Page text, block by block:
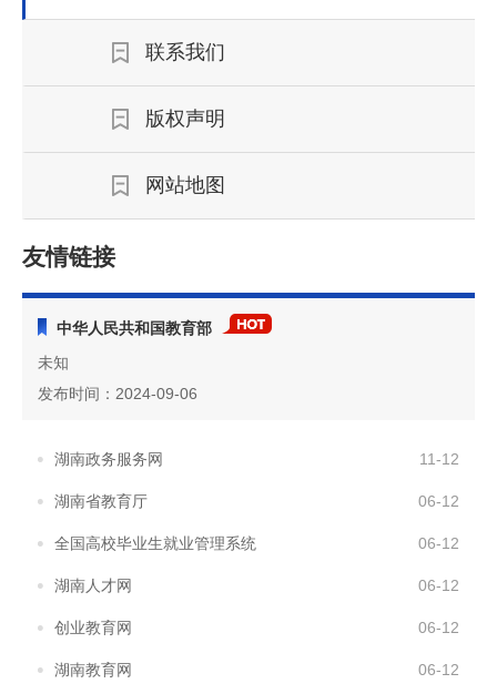
联系我们
版权声明
网站地图
友情链接
中华人民共和国教育部
未知
发布时间：2024-09-06
湖南政务服务网 11-12
湖南省教育厅 06-12
全国高校毕业生就业管理系统 06-12
湖南人才网 06-12
创业教育网 06-12
湖南教育网 06-12